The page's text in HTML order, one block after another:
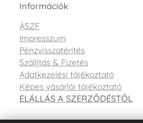
Információk
ÁSZF
Impresszum
Pénzvisszatérítés
Szállítás & Fizetés
Adatkezelési tájékoztató
Képes vásárlói tájékoztató
ELÁLLÁS A SZERZŐDÉSTŐL